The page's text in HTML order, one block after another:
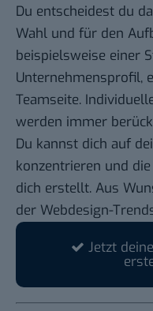
Du entscheidest du
Wahl und für den
beispielsweise einer
Unternehmensprofil,
Teamseite.
werden immer
Du kannst dich auf
konzentrieren und
dich erstellt. Aus
der Webdesign-
Jetzt